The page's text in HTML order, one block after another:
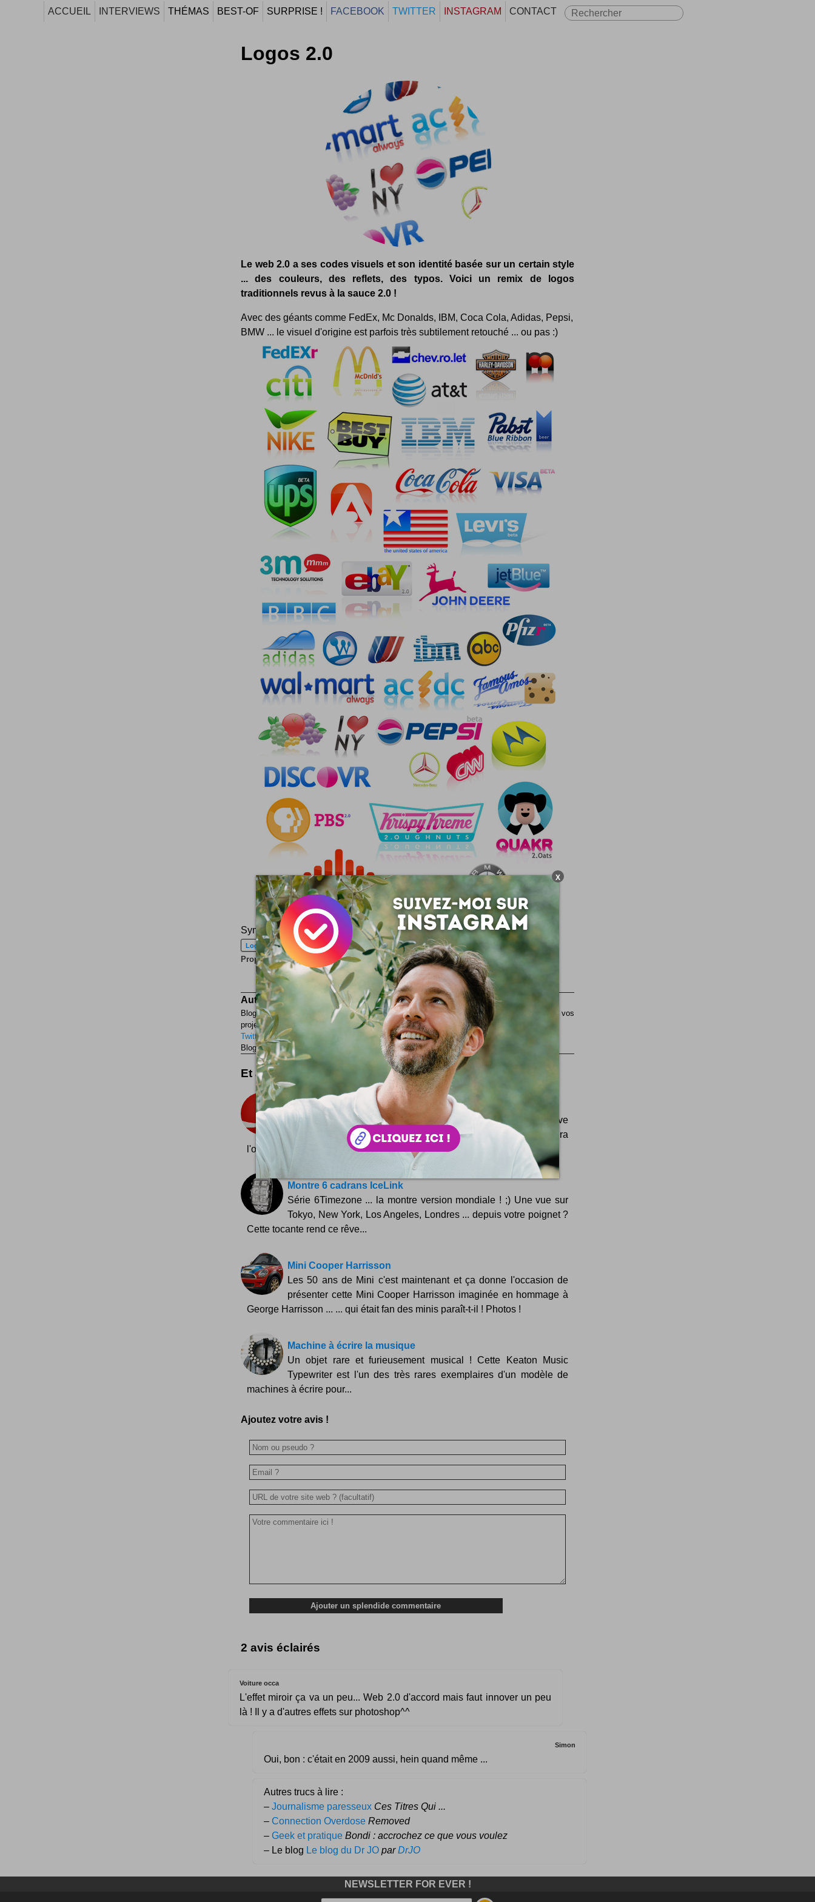
ACCUEIL INTERVIEWS THÉMAS BEST-OF SURPRISE ! FACEBOOK TWITTER INSTAGRAM CONTACT
Logos 2.0
Le web 2.0 a ses codes visuels et son identité basée sur un certain style
... des couleurs, des reflets, des typos. Voici un remix de logos
traditionnels revus à la sauce 2.0 !
Avec des géants comme FedEx, Mc Donalds, IBM, Coca Cola, Adidas, Pepsi,
BMW ... le visuel d'origine est parfois très subtilement retouché ... ou pas :)
Sympathique, non ?
Logos Design Fun Insolite Remix
Propulsez cette page sur vos réseaux :
Save
Auteur :Simon Tripnaux
Blogueur lifestyle - Content manager & expert SEO. Mon job, rendre visible et lisible vos
projets par les mots. Adepte de l'écriture depuis 1978.
Twitter Facebook
Blogueur ? Auteur ?
Rejoignez la rédaction !
Et aussi ...
You Took My Name
Ah oui, tu me piques mon nom ? Même pas peur ! Oui, pas grave
en effet : la lobotomisation des cervelles par la publicité rétablira
l'ordre ! :) Voici...
Montre 6 cadrans IceLink
Série 6Timezone ... la montre version mondiale ! ;) Une vue sur
Tokyo, New York, Los Angeles, Londres ... depuis votre poignet ?
Cette tocante rend ce rêve...
Mini Cooper Harrisson
Les 50 ans de Mini c'est maintenant et ça donne l'occasion de
présenter cette Mini Cooper Harrisson imaginée en hommage à
George Harrisson ... ... qui était fan des minis paraît-t-il ! Photos !
Machine à écrire la musique
Un objet rare et furieusement musical ! Cette Keaton Music
Typewriter est l'un des très rares exemplaires d'un modèle de
machines à écrire pour...
Ajoutez votre avis !
2 avis éclairés
Voiture occa
L'effet miroir ça va un peu... Web 2.0 d'accord mais faut innover un peu
là ! Il y a d'autres effets sur photoshop^^
Simon
Oui, bon : c'était en 2009 aussi, hein quand même ...
Autres trucs à lire :
– Journalisme paresseux Ces Titres Qui ...
– Connection Overdose Removed
– Geek et pratique Bondi : accrochez ce que vous voulez
– Le blog Le blog du Dr JO parDrJO
NEWSLETTER FOR EVER !
X